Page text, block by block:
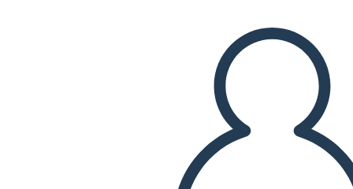
SUKURTI SIUŽETINĘ LENTĄ
PALEISTI SKAIDRIŲ DEMONSTRACIJĄ
SKAITYK MAN